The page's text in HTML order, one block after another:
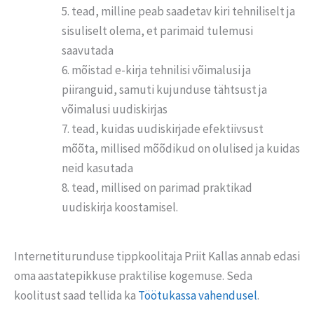
tead, milline peab saadetav kiri tehniliselt ja
sisuliselt olema, et parimaid tulemusi
saavutada
mõistad e-kirja tehnilisi võimalusi ja
piiranguid, samuti kujunduse tähtsust ja
võimalusi uudiskirjas
tead, kuidas uudiskirjade efektiivsust
mõõta, millised mõõdikud on olulised ja kuidas
neid kasutada
tead, millised on parimad praktikad
uudiskirja koostamisel.
Internetiturunduse tippkoolitaja Priit Kallas annab edasi
oma aastatepikkuse praktilise kogemuse. Seda
koolitust saad tellida ka Töötukassa vahendusel.